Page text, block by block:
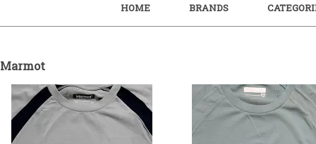
HOME BRANDS
Marmot